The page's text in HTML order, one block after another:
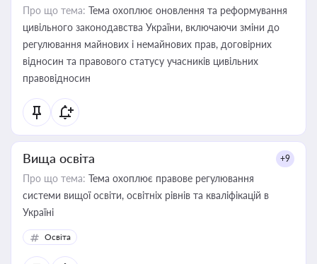
Про що тема: Тема охоплює оновлення та реформування
цивільного законодавства України, включаючи зміни до
регулювання майнових і немайнових прав, договірних
відносин та правового статусу учасників цивільних
правовідносин
Вища освіта +9
Про що тема: Тема охоплює правове регулювання
системи вищої освіти, освітніх рівнів та кваліфікацій в
Україні
Освіта